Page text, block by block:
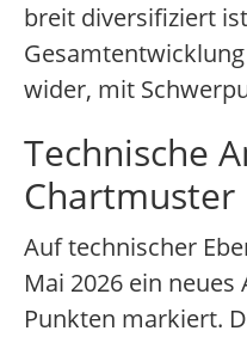
breit diversifiziert
wider, mit
Technische
Chartmuster
Auf technischer
Mai 2026 ein
Punkten markiert.